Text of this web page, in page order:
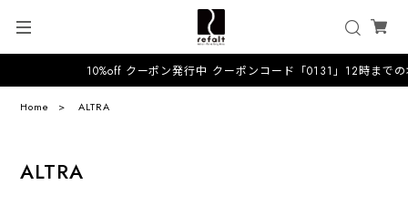
10%off クーポン発行中 クーポンコード「0131」12時までの
Home ALTRA
ALTRA